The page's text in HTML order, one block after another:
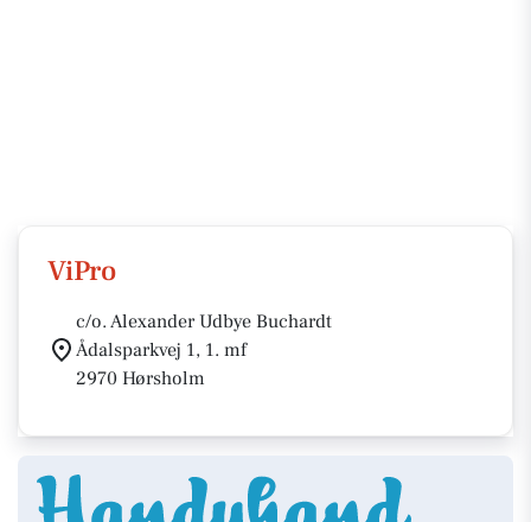
ViPro
c/o. Alexander Udbye Buchardt
Ådalsparkvej 1, 1. mf
2970 Hørsholm